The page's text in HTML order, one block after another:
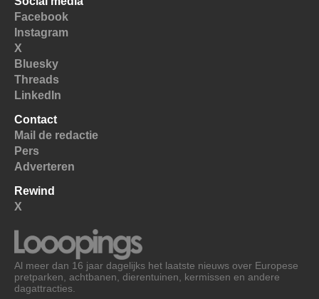
Facebook
Instagram
X
Bluesky
Threads
LinkedIn
Contact
Mail de redactie
Pers
Adverteren
Rewind
X
Al meer dan 16 jaar dagelijks het laatste nieuws over Europese
pretparken, achtbanen, dierentuinen, kermissen en andere
dagattracties.